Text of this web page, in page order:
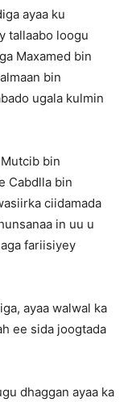
ayaa ku
tallaabo loogu
Maxamed bin
bin
ugala kulmin
bin
Cabdlla bin
ciidamada
in uu u
fariisiyey
ayaa walwal ka
ee sida joogtada
dhaggan ayaa ka